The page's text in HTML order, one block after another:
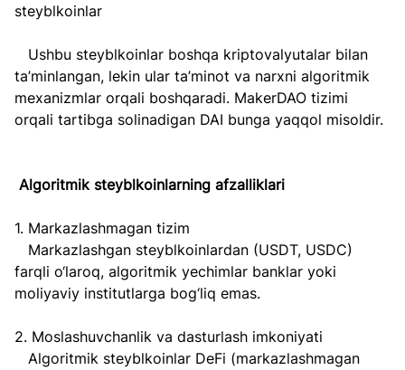
steyblkoinlar
ta’minlangan, lekin ular ta’minot va narxni algoritmik
mexanizmlar orqali boshqaradi. MakerDAO tizimi
orqali tartibga solinadigan DAI bunga yaqqol misoldir.
Algoritmik steyblkoinlarning afzalliklari
1. Markazlashmagan tizim
farqli o‘laroq, algoritmik yechimlar banklar yoki
moliyaviy institutlarga bog‘liq emas.
2. Moslashuvchanlik va dasturlash imkoniyati